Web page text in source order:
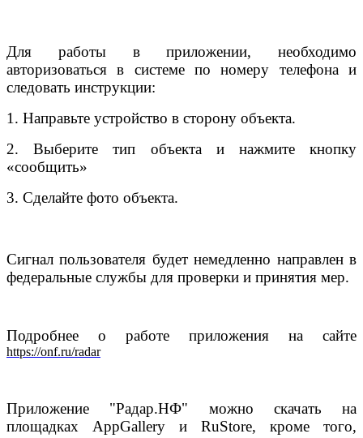
Для работы в приложении, необходимо
авторизоваться в системе по номеру телефона и
следовать инструкции:
1. Направьте устройство в сторону объекта.
2. Выберите тип объекта и нажмите кнопку
«сообщить»
3. Сделайте фото объекта.
Сигнал пользователя будет немедленно направлен в
федеральные службы для проверки и принятия мер.
Подробнее о работе приложения на сайте
https://onf.ru/radar
Приложение "Радар.НФ" можно скачать на
площадках AppGallery и RuStore, кроме того,